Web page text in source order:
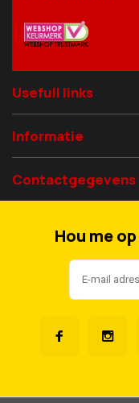
Usefull links
Informatie
Contactgegevens
Hou me